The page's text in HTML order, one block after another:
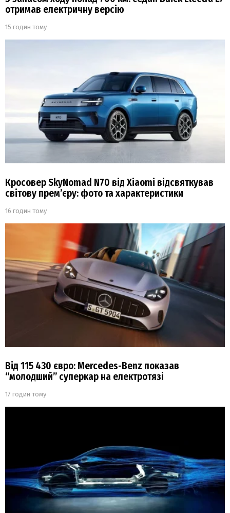
отримав електричну версію
15 годин тому
Кросовер SkyNomad N70 від Xiaomi відсвяткував
світову прем’єру: фото та характеристики
16 годин тому
Від 115 430 євро: Mercedes-Benz показав
“молодший” суперкар на електротязі
17 годин тому